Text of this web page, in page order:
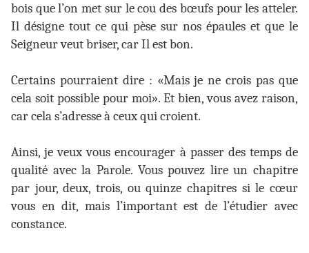
bois que l’on met sur le cou des bœufs pour les atteler.
Il désigne tout ce qui pèse sur nos épaules et que le
Seigneur veut briser, car Il est bon.
Certains pourraient dire : «Mais je ne crois pas que
cela soit possible pour moi». Et bien, vous avez raison,
car cela s’adresse à ceux qui croient.
Ainsi, je veux vous encourager à passer des temps de
qualité avec la Parole. Vous pouvez lire un chapitre
par jour, deux, trois, ou quinze chapitres si le cœur
vous en dit, mais l’important est de l’étudier avec
constance.